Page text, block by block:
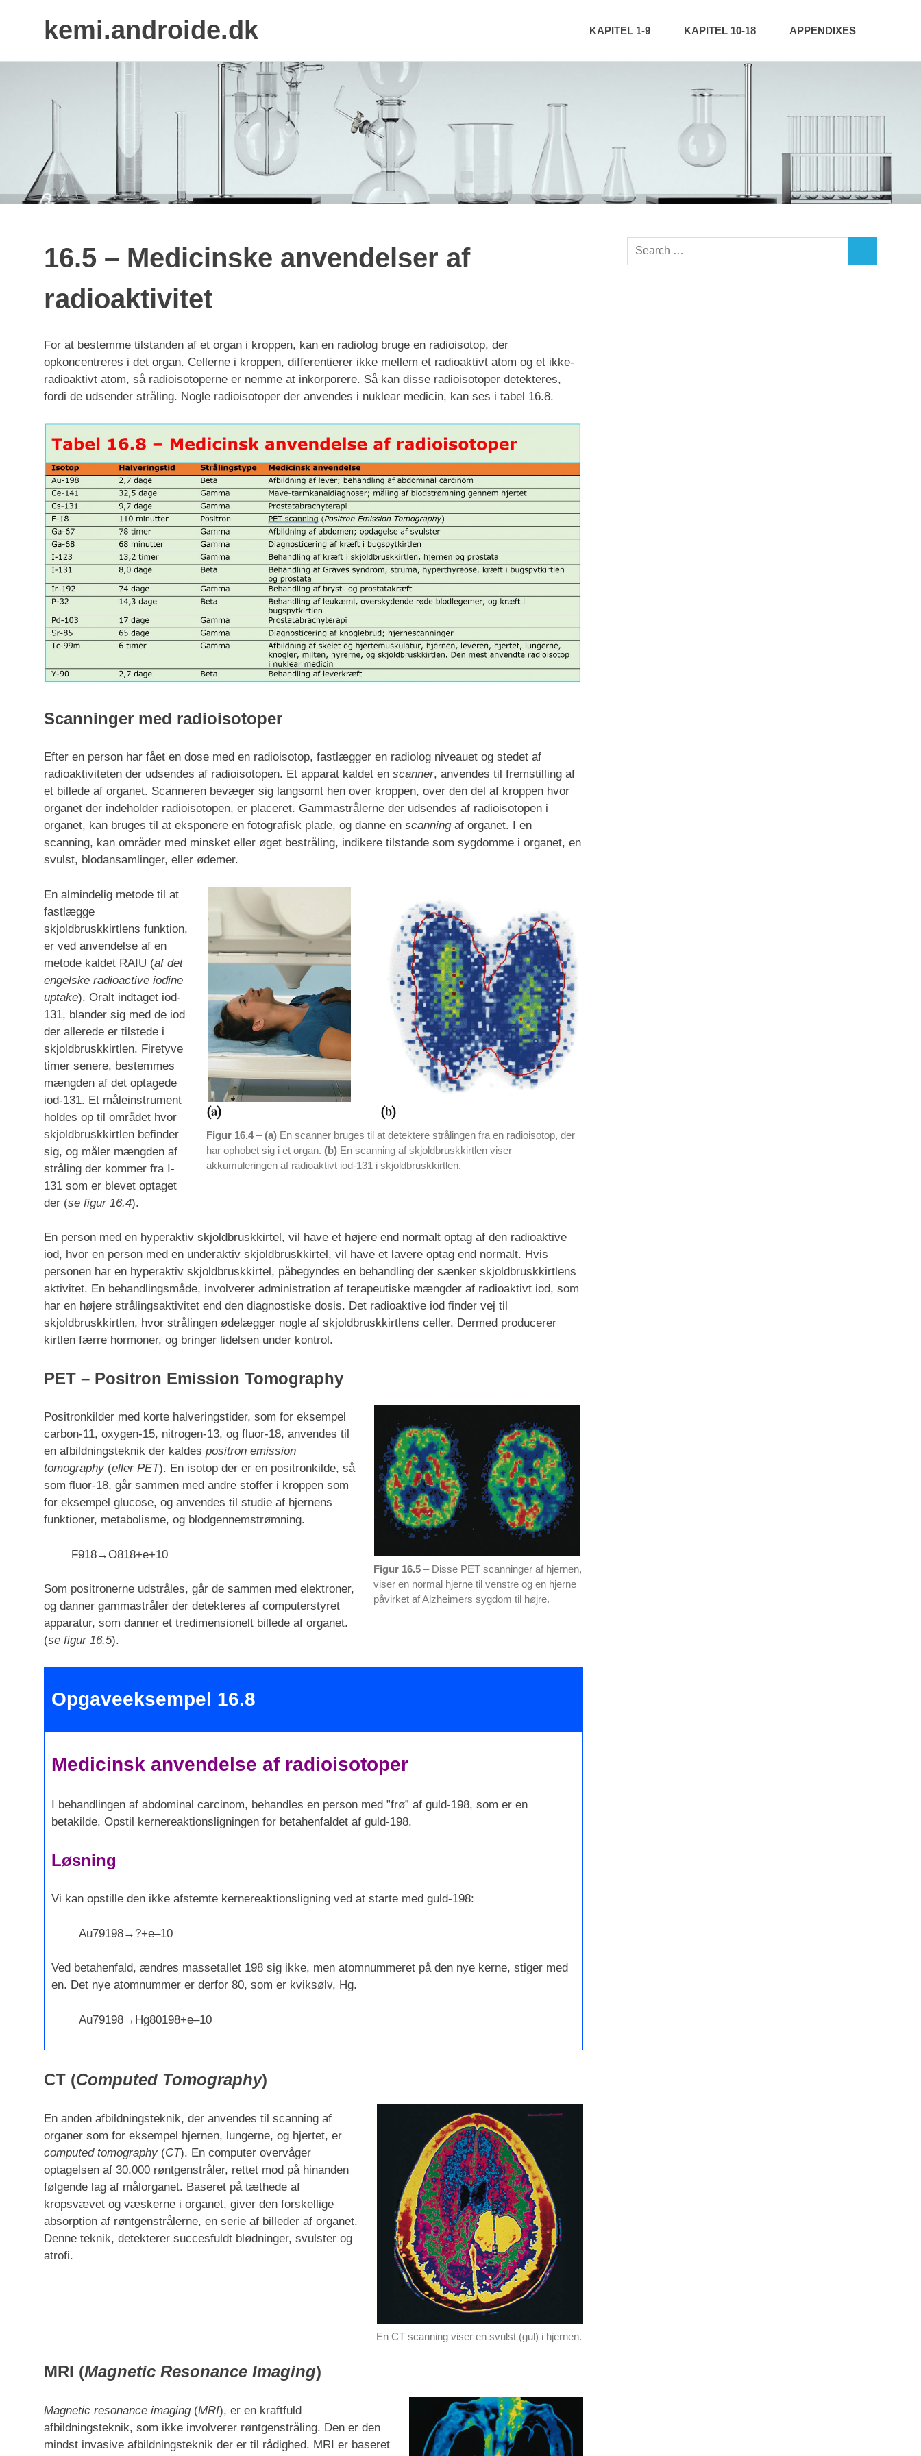
kemi.androide.dk KAPITEL 1-9 KAPITEL 10-18 APPENDIXES
16.5 – Medicinske anvendelser af
radioaktivitet
For at bestemme tilstanden af et organ i kroppen, kan en radiolog bruge en radioisotop, der
opkoncentreres i det organ. Cellerne i kroppen, differentierer ikke mellem et radioaktivt atom og et ikke-
radioaktivt atom, så radioisotoperne er nemme at inkorporere. Så kan disse radioisotoper detekteres,
fordi de udsender stråling. Nogle radioisotoper der anvendes i nuklear medicin, kan ses i tabel 16.8.
Scanninger med radioisotoper
Efter en person har fået en dose med en radioisotop, fastlægger en radiolog niveauet og stedet af
radioaktiviteten der udsendes af radioisotopen. Et apparat kaldet en scanner, anvendes til fremstilling af
et billede af organet. Scanneren bevæger sig langsomt hen over kroppen, over den del af kroppen hvor
organet der indeholder radioisotopen, er placeret. Gammastrålerne der udsendes af radioisotopen i
organet, kan bruges til at eksponere en fotografisk plade, og danne en scanningaf organet. I en
scanning, kan områder med minsket eller øget bestråling, indikere tilstande som sygdomme i organet, en
svulst, blodansamlinger, eller ødemer.
Figur 16.4–(a) En scanner bruges til at detektere strålingen fra en radioisotop, der
har ophobet sig i et organ.(b) En scanning af skjoldbruskkirtlen viser
akkumuleringen af radioaktivt iod-131 i skjoldbruskkirtlen.
En almindelig metode til at
fastlægge
skjoldbruskkirtlens funktion,
er ved anvendelse af en
metode kaldet RAIU (af det
engelske radioactive iodine
uptake). Oralt indtaget iod-
131, blander sig med de iod
der allerede er tilstede i
skjoldbruskkirtlen. Firetyve
timer senere, bestemmes
mængden af det optagede
iod-131. Et måleinstrument
holdes op til området hvor
skjoldbruskkirtlen befinder
sig, og måler mængden af
stråling der kommer fra I-
131 som er blevet optaget
der (se figur 16.4).
En person med en hyperaktiv skjoldbruskkirtel, vil have et højere end normalt optag af den radioaktive
iod, hvor en person med en underaktiv skjoldbruskkirtel, vil have et lavere optag end normalt. Hvis
personen har en hyperaktiv skjoldbruskkirtel, påbegyndes en behandling der sænker skjoldbruskkirtlens
aktivitet. En behandlingsmåde, involverer administration af terapeutiske mængder af radioaktivt iod, som
har en højere strålingsaktivitet end den diagnostiske dosis. Det radioaktive iod finder vej til
skjoldbruskkirtlen, hvor strålingen ødelægger nogle af skjoldbruskkirtlens celler. Dermed producerer
kirtlen færre hormoner, og bringer lidelsen under kontrol.
PET – Positron Emission Tomography
Figur 16.5 – Disse PET scanninger af hjernen,
viser en normal hjerne til venstre og en hjerne
påvirket af Alzheimers sygdom til højre.
Positronkilder med korte halveringstider, som for eksempel
carbon-11, oxygen-15, nitrogen-13, og fluor-18, anvendes til
en afbildningsteknik der kaldes positron emission
tomography (eller PET). En isotop der er en positronkilde, så
som fluor-18, går sammen med andre stoffer i kroppen som
for eksempel glucose, og anvendes til studie af hjernens
funktioner, metabolisme, og blodgennemstrømning.
F918→O818+e+10
Som positronerne udstråles, går de sammen med elektroner,
og danner gammastråler der detekteres af computerstyret
apparatur, som danner et tredimensionelt billede af organet.
(se figur 16.5).
Opgaveeksempel 16.8
Medicinsk anvendelse af radioisotoper
I behandlingen af abdominal carcinom, behandles en person med ”frø” af guld-198, som er en
betakilde. Opstil kernereaktionsligningen for betahenfaldet af guld-198.
Løsning
Vi kan opstille den ikke afstemte kernereaktionsligning ved at starte med guld-198:
Au79198→ ?+e–10
Ved betahenfald, ændres massetallet 198 sig ikke, men atomnummeret på den nye kerne, stiger med
en. Det nye atomnummer er derfor 80, som er kviksølv, Hg.
Au79198→ Hg80198+e–10
CT (Computed Tomography)
En CT scanning viser en svulst (gul) i hjernen.
En anden afbildningsteknik, der anvendes til scanning af
organer som for eksempel hjernen, lungerne, og hjertet, er
computed tomography (CT). En computer overvåger
optagelsen af 30.000 røntgenstråler, rettet mod på hinanden
følgende lag af målorganet. Baseret på tæthede af
kropsvævet og væskerne i organet, giver den forskellige
absorption af røntgenstrålerne, en serie af billeder af organet.
Denne teknik, detekterer succesfuldt blødninger, svulster og
atrofi.
MRI (Magnetic Resonance Imaging)
Magnetic resonance imaging(MRI), er en kraftfuld
afbildningsteknik, som ikke involverer røntgenstråling. Den er den
mindst invasive afbildningsteknik der er til rådighed. MRI er baseret
Search